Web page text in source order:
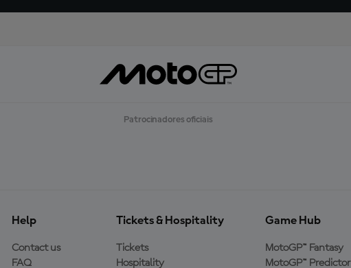
Patrocinadores oficiais
Help
Contact us
FAQ
Tickets & Hospitality
Tickets
Hospitality
Game Hub
MotoGP™ Fantasy
MotoGP™ Predictor